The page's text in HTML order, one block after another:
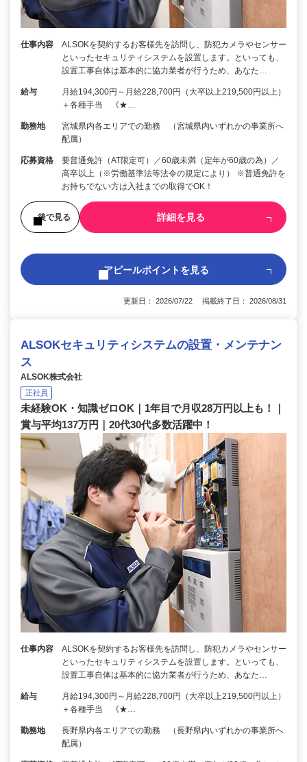
仕事内容
ALSOKを契約するお客様先を訪問し、防犯カメラやセンサー
といったセキュリティシステムを設置します。といっても、
設置工事自体は基本的に協力業者が行うため、あなた…
給与
月給194,300円～月給228,700円（大卒以上219,500円以上）
＋各種手当 《★…
勤務地
宮城県内各エリアでの勤務 （宮城県内いずれかの事業所へ
配属）
応募資格
要普通免許（AT限定可）／60歳未満（定年が60歳の為）／
高卒以上（※労働基準法等法令の規定により） ※普通免許を
お持ちでない方は入社までの取得でOK！
後で見る 詳細を見る
アピールポイントを見る
更新日： 2026/07/22 掲載終了日： 2026/08/31
ALSOKセキュリティシステムの設置・メンテナン
ス
ALSOK株式会社
正社員
未経験OK・知識ゼロOK｜1年目で月収28万円以上も！｜
賞与平均137万円｜20代30代多数活躍中！
仕事内容
ALSOKを契約するお客様先を訪問し、防犯カメラやセンサー
といったセキュリティシステムを設置します。といっても、
設置工事自体は基本的に協力業者が行うため、あなた…
給与
月給194,300円～月給228,700円（大卒以上219,500円以上）
＋各種手当 《★…
勤務地
長野県内各エリアでの勤務 （長野県内いずれかの事業所へ
配属）